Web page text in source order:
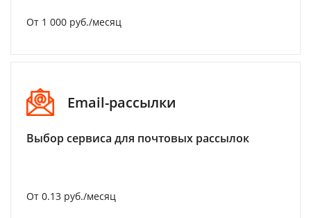
От 1 000 руб./месяц
Email-рассылки
Выбор сервиса для почтовых рассылок
От 0.13 руб./месяц